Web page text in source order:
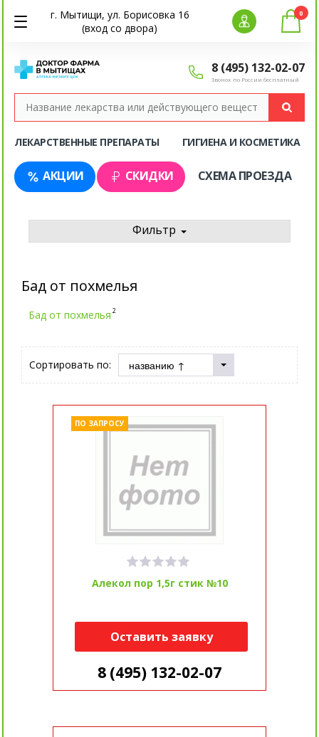
г. Мытищи, ул. Борисовка 16
(вход со двора)
8 (495) 132-02-07
Звонок по России бесплатный
0
ЛЕКАРСТВЕННЫЕ ПРЕПАРАТЫ ГИГИЕНА И КОСМЕТИКА
АКЦИИ СКИДКИ СХЕМА ПРОЕЗДА
Фильтр
Бад от похмелья
Бад от похмелья 2
Сортировать по:
Алекол пор 1,5г стик №10
ПО ЗАПРОСУ
Оставить заявку
8 (495) 132-02-07